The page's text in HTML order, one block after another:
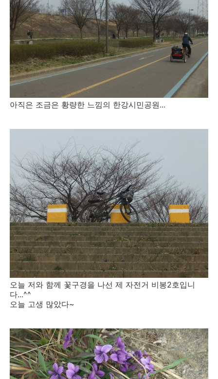
아직은 조금은 황량한 느낌의 한강시민공원...
오늘 저와 함께 꽃구경을 나선 제 자전거 비봉2호입니
다...^^
오늘 고생 많았다~